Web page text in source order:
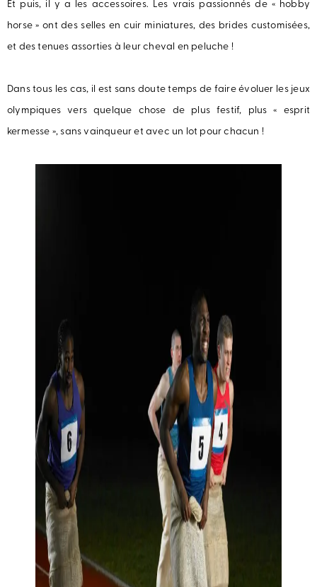
Et puis, il y a les accessoires. Les vrais passionnés de « hobby
horse » ont des selles en cuir miniatures, des brides customisées,
et des tenues assorties à leur cheval en peluche !
Dans tous les cas, il est sans doute temps de faire évoluer les jeux
olympiques vers quelque chose de plus festif, plus « esprit
kermesse », sans vainqueur et avec un lot pour chacun !